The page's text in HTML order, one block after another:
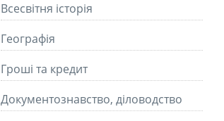
Всесвітня історія
Географія
Гроші та кредит
Документознавство, діловодство